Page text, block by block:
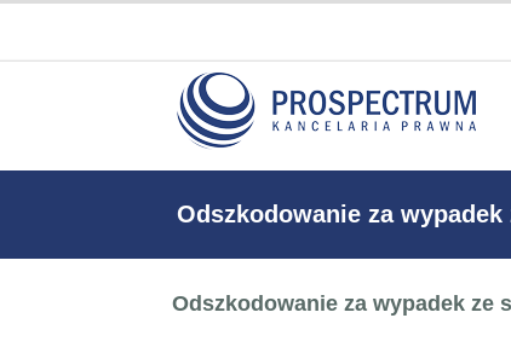
Odszkodowanie za
Odszkodowanie za wypadek ze